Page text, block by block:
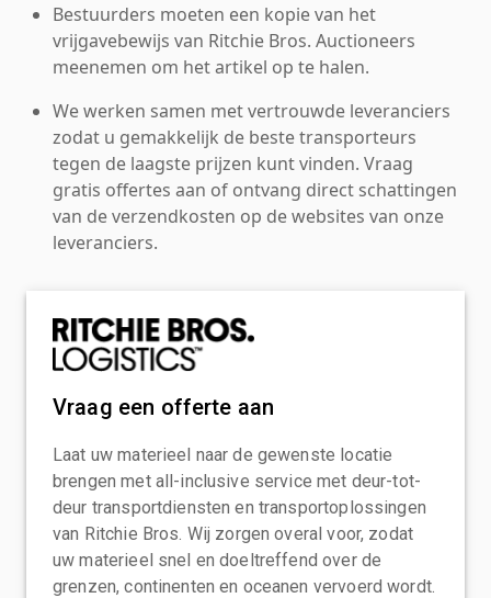
Bestuurders moeten een kopie van het
vrijgavebewijs van Ritchie Bros. Auctioneers
meenemen om het artikel op te halen.
We werken samen met vertrouwde leveranciers
zodat u gemakkelijk de beste transporteurs
tegen de laagste prijzen kunt vinden. Vraag
gratis offertes aan of ontvang direct schattingen
van de verzendkosten op de websites van onze
leveranciers.
Vraag een offerte aan
Laat uw materieel naar de gewenste locatie
brengen met all-inclusive service met deur-tot-
deur transportdiensten en transportoplossingen
van Ritchie Bros. Wij zorgen overal voor, zodat
uw materieel snel en doeltreffend over de
grenzen, continenten en oceanen vervoerd wordt.